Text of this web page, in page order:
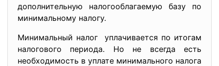
дополнительную налогооблагаемую базу по
минимальному налогу.
Минимальный налог уплачивается по итогам
налогового периода. Но не всегда есть
необходимость в уплате минимального налога